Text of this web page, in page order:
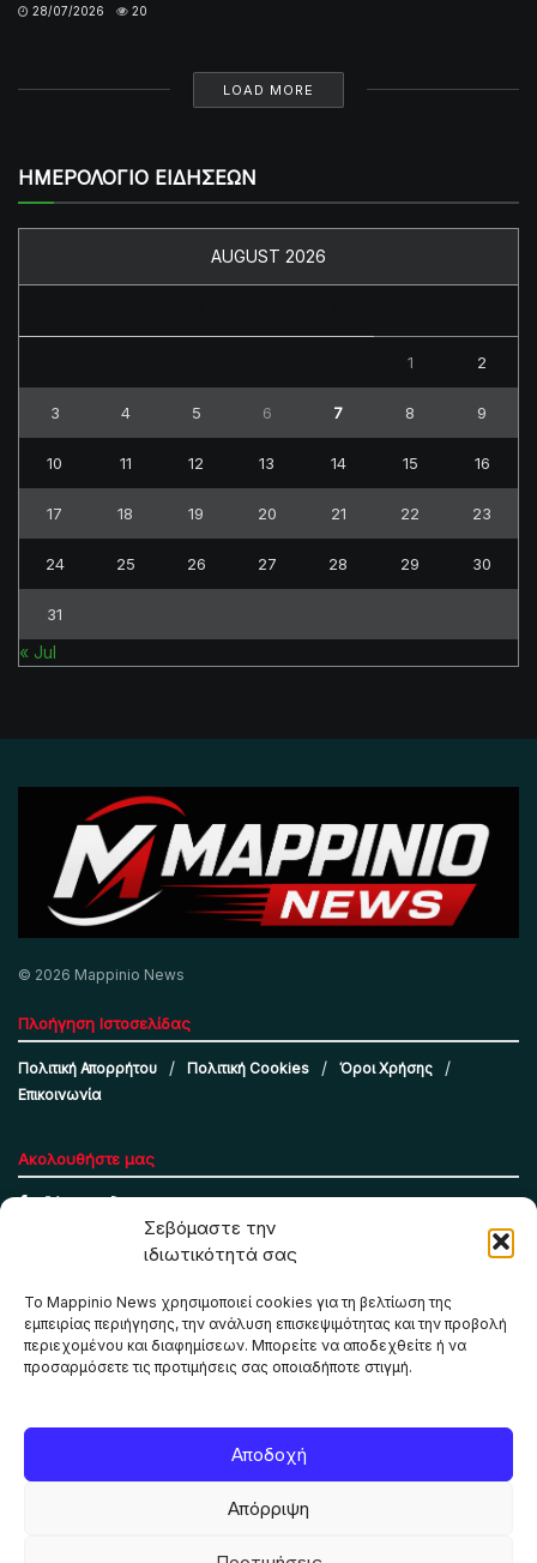
Σεβόμαστε την
ιδιωτικότητά σας
Το Mappinio News χρησιμοποιεί cookies για τη βελτίωση της
εμπειρίας περιήγησης, την ανάλυση επισκεψιμότητας και την προβολή
περιεχομένου και διαφημίσεων. Μπορείτε να αποδεχθείτε ή να
προσαρμόσετε τις προτιμήσεις σας οποιαδήποτε στιγμή.
Αποδοχή
Απόρριψη
28/07/2026 20
LOAD MORE
ΗΜΕΡΟΛΟΓΙΟ ΕΙΔΗΣΕΩΝ
AUGUST 2026
1 2
3 4 5 6 7 8 9
10 11 12 13 14 15 16
17 18 19 20 21 22 23
24 25 26 27 28 29 30
31
« Jul
© 2026 Mappinio News
Πλοήγηση Ιστοσελίδας
Πολιτική Απορρήτου Πολιτική Cookies
Όροι Χρήσης
Επικοινωνία
Ακολουθήστε μας
Το Mappinio.net χρησιμοποιεί cookies για τη σωστή
λειτουργία της ιστοσελίδας, την ανάλυση επισκεψιμότητας
και την προβολή εξατομικευμένου περιεχομένου. Πατώντας
αλλάξετε τις προτιμήσεις σας οποιαδήποτε στιγμή.